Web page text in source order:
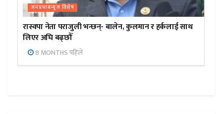
जनप्रभाबन्युज विशेष
रास्वपा नेता पराजुली भन्छन्- बालेन, कुलमान र हर्कलाई साथ
लिएर अघि बढ्छौँ
8 MONTHS पहिले